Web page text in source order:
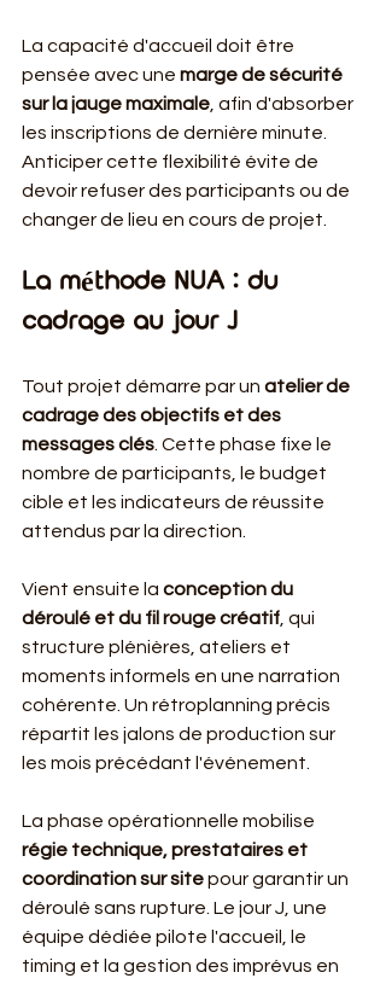
La capacité d'accueil doit être
pensée avec une marge de sécurité
sur la jauge maximale, afin d'absorber
les inscriptions de dernière minute.
Anticiper cette flexibilité évite de
devoir refuser des participants ou de
changer de lieu en cours de projet.
La méthode NUA : du
cadrage au jour J
Tout projet démarre par un atelier de
cadrage des objectifs et des
messages clés. Cette phase fixe le
nombre de participants, le budget
cible et les indicateurs de réussite
attendus par la direction.
Vient ensuite la conception du
déroulé et du fil rouge créatif, qui
structure plénières, ateliers et
moments informels en une narration
cohérente. Un rétroplanning précis
répartit les jalons de production sur
les mois précédant l'événement.
La phase opérationnelle mobilise
régie technique, prestataires et
coordination sur site pour garantir un
déroulé sans rupture. Le jour J, une
équipe dédiée pilote l'accueil, le
timing et la gestion des imprévus en